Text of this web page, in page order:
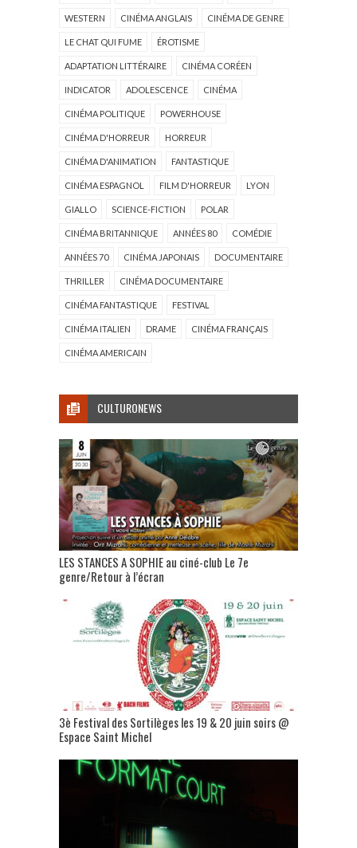
WESTERN CINÉMA ANGLAIS CINÉMA DE GENRE
LE CHAT QUI FUME ÉROTISME
ADAPTATION LITTÉRAIRE CINÉMA CORÉEN
INDICATOR ADOLESCENCE CINÉMA
CINÉMA POLITIQUE POWERHOUSE
CINÉMA D'HORREUR HORREUR
CINÉMA D'ANIMATION FANTASTIQUE
CINÉMA ESPAGNOL FILM D'HORREUR LYON
GIALLO SCIENCE-FICTION POLAR
CINÉMA BRITANNIQUE ANNÉES 80 COMÉDIE
ANNÉES 70 CINÉMA JAPONAIS DOCUMENTAIRE
THRILLER CINÉMA DOCUMENTAIRE
CINÉMA FANTASTIQUE FESTIVAL
CINÉMA ITALIEN DRAME CINÉMA FRANÇAIS
CINÉMA AMERICAIN
CULTURONEWS
LES STANCES A SOPHIE au ciné-club Le 7e
genre/Retour à l’écran
3è Festival des Sortilèges les 19 & 20 juin soirs @
Espace Saint Michel